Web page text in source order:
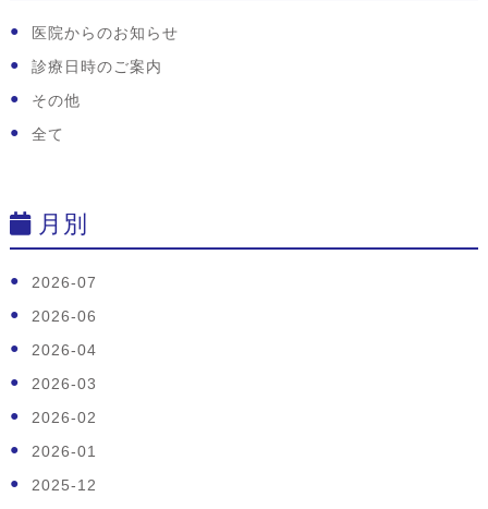
医院からのお知らせ
診療日時のご案内
その他
全て
月別
2026-07
2026-06
2026-04
2026-03
2026-02
2026-01
2025-12